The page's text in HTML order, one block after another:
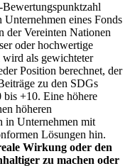
eines Fonds
der Vereinten Nationen
oder hochwertige
als gewichteter
Position berechnet, der
zu den SDGs
+10. Eine höhere
höheren
in Unternehmen mit
Lösungen hin.
Wirkung oder den
zu machen oder